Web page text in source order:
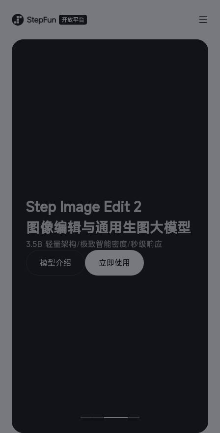
Step Image Edit 2
图像编辑与通用生图大模型
3.5B 轻量架构/极致智能密度/秒级响应
模型介绍
立即使用